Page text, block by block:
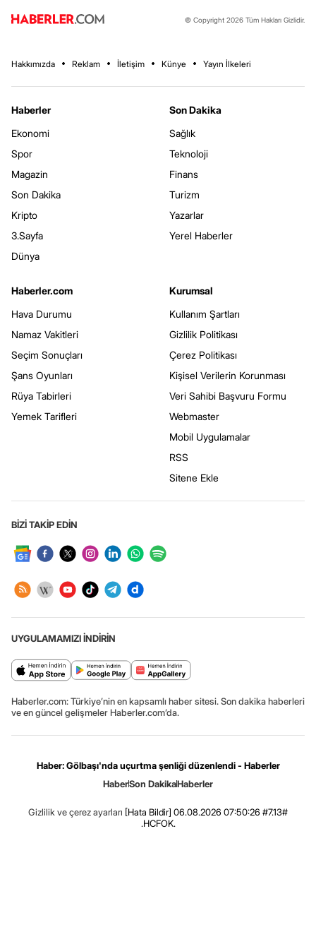
© Copyright 2026 Tüm Hakları Gizlidir.
Hakkımızda Reklam İletişim Künye Yayın İlkeleri
Haberler
Ekonomi
Spor
Magazin
Son Dakika
Kripto
3.Sayfa
Dünya
Son Dakika
Sağlık
Teknoloji
Finans
Turizm
Yazarlar
Yerel Haberler
Haberler.com
Hava Durumu
Namaz Vakitleri
Seçim Sonuçları
Şans Oyunları
Rüya Tabirleri
Yemek Tarifleri
Kurumsal
Kullanım Şartları
Gizlilik Politikası
Çerez Politikası
Kişisel Verilerin Korunması
Veri Sahibi Başvuru Formu
Webmaster
Mobil Uygulamalar
RSS
Sitene Ekle
BİZİ TAKİP EDİN
UYGULAMAMIZI İNDİRİN
Haberler.com: Türkiye’nin en kapsamlı haber sitesi. Son dakika haberleri
ve en güncel gelişmeler Haberler.com’da.
Haber: Gölbaşı'nda uçurtma şenliği düzenlendi - Haberler
HaberSon DakikaHaberler
Gizlilik ve çerez ayarları [Hata Bildir] 06.08.2026 07:50:26 #7.13#
.HCFOK.